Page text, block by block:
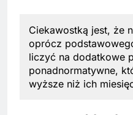
Ciekawostką jest, że
oprócz
liczyć na dodatkowe
ponadnormatywne,
wyższe niż ich